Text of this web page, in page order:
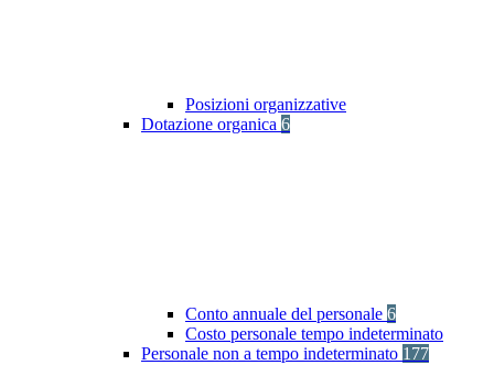
Posizioni organizzative
Dotazione organica 6
Conto annuale del personale 6
Costo personale tempo indeterminato
Personale non a tempo indeterminato 177